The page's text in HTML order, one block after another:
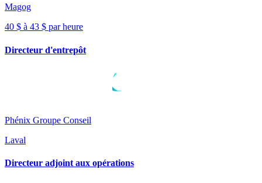
Magog
40 $ à 43 $ par heure
Directeur d'entrepôt
Phénix Groupe Conseil
Laval
Directeur adjoint aux opérations